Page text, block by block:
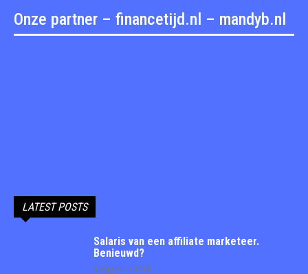
Onze partner – financetijd.nl – mandyb.nl
LATEST POSTS
Salaris van een affiliate marketeer.
Benieuwd?
6 augustus 2026